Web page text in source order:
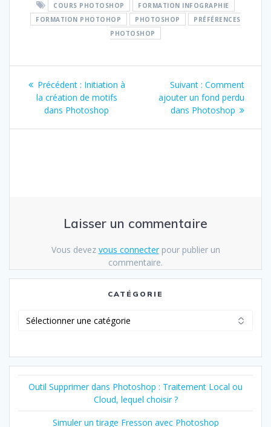
COURS PHOTOSHOP
FORMATION INFOGRAPHIE
FORMATION PHOTOHOP
PHOTOSHOP
PRÉFÉRENCES
PHOTOSHOP
Navigation
l’article
Précédent : Article
précédent
:
Initiation à
la création de motifs
dans Photoshop
Suivant : Article
suivant
:
Comment
ajouter un fond perdu
dans Photoshop
Laisser un commentaire
Vous devez vous connecterpour publier un
commentaire.
CATÉGORIE
Outil Supprimer dans Photoshop : Traitement Local ou
Cloud, lequel choisir ?
Simuler un tirage Fresson avec Photoshop